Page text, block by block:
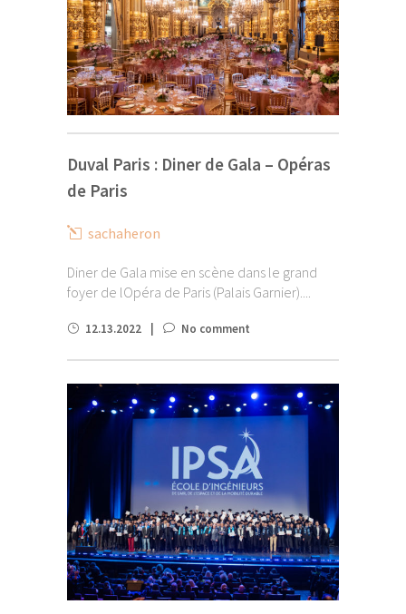
Duval Paris : Diner de Gala – Opéras
de Paris
sachaheron
Diner de Gala mise en scène dans le grand
foyer de lOpéra de Paris (Palais Garnier)....
12.13.2022 No comment